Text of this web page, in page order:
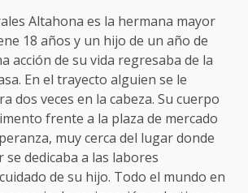
Altahona es la hermana mayor
18 años y un hijo de un año de
acción de su vida regresaba de la
En el trayecto alguien se le
dos veces en la cabeza. Su cuerpo
frente a la plaza de mercado
muy cerca del lugar donde
se dedicaba a las labores
de su hijo. Todo el mundo en